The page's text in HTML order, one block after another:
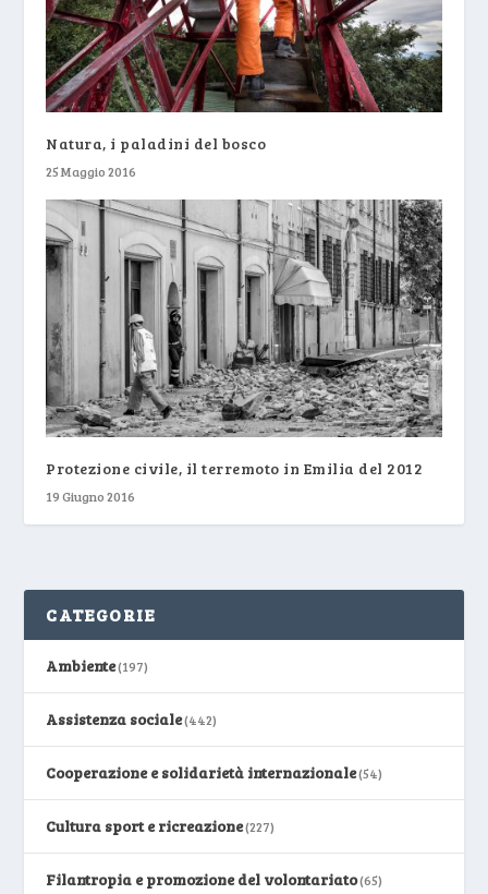
Natura, i paladini del bosco
25 Maggio 2016
Protezione civile, il terremoto in Emilia del 2012
19 Giugno 2016
CATEGORIE
Ambiente(197)
Assistenza sociale(442)
Cooperazione e solidarietà internazionale(54)
Cultura sport e ricreazione(227)
Filantropia e promozione del volontariato(65)